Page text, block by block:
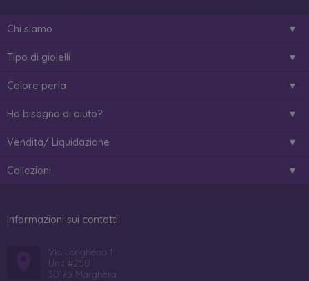
Chi siamo
Tipo di gioielli
Colore perla
Ho bisogno di aiuto?
Vendita/ Liquidazione
Collezioni
Informazioni sui contatti
Via Longhena 1
Unit #250
30175 Marghera